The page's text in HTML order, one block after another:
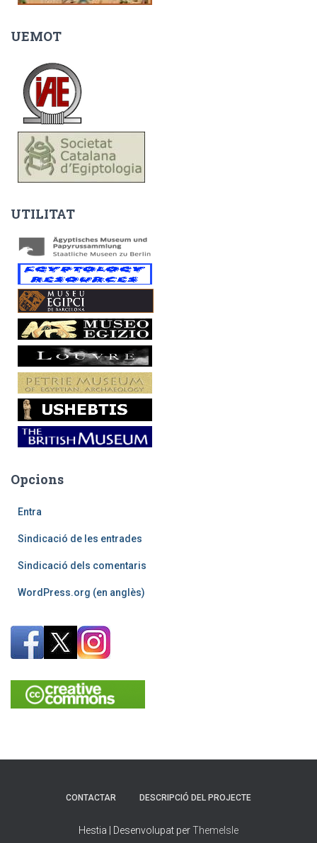
UEMOT
UTILITAT
Opcions
Entra
Sindicació de les entrades
Sindicació dels comentaris
WordPress.org (en anglès)
CONTACTAR DESCRIPCIÓ DEL PROJECTE
Hestia | Desenvolupat perThemeIsle